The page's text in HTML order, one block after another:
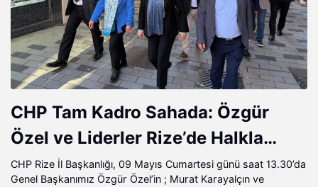
CHP Tam Kadro Sahada: Özgür
Özel ve Liderler Rize’de Halkla
Buluşuyor
CHP Rize İl Başkanlığı, 09 Mayıs Cumartesi günü saat 13.30’da
Genel Başkanımız Özgür Özel’in ; Murat Karayalçın ve